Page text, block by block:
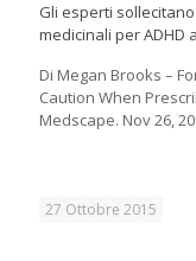
Gli esperti
medicinali per ADHD
Di Megan Brooks –
Caution When
Medscape. Nov 26,
27 Ottobre 2015